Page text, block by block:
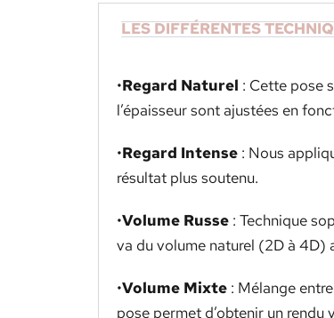
LES DIFFÉRENTES
•Regard Naturel : Cette pose
l’épaisseur sont ajustées en
•Regard Intense : Nous
résultat plus soutenu.
•Volume Russe : Technique
va du volume naturel (2D à 4D)
•Volume Mixte : Mélange
pose permet d’obtenir un